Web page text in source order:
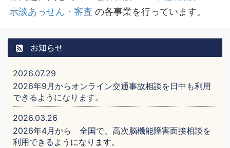
示談あっせん・審査 の各事業を行っています。
お知らせ
2026.07.29
2026年9月からオンライン交通事故相談を日中も利用
できるようになります。
2026.03.26
2026年4月から 全国で、高次脳機能障害面接相談を
利用できるようになります。